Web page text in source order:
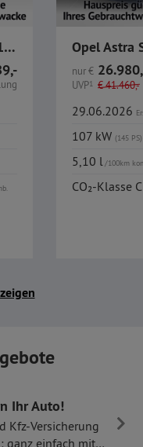
Opel Astra Sports Tourer GS 1.2 Turbo, Allwetterreifen
nur€
UVP1 €41.460,-
29.06.2026
107 kW (145 PS)
5,10 l/100km
CO₂-Klasse C
Ihr Auto!
Kfz-Versicherung
ganz einfach mit